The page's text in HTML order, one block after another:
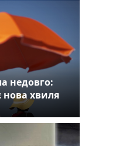
недовго:
хвиля